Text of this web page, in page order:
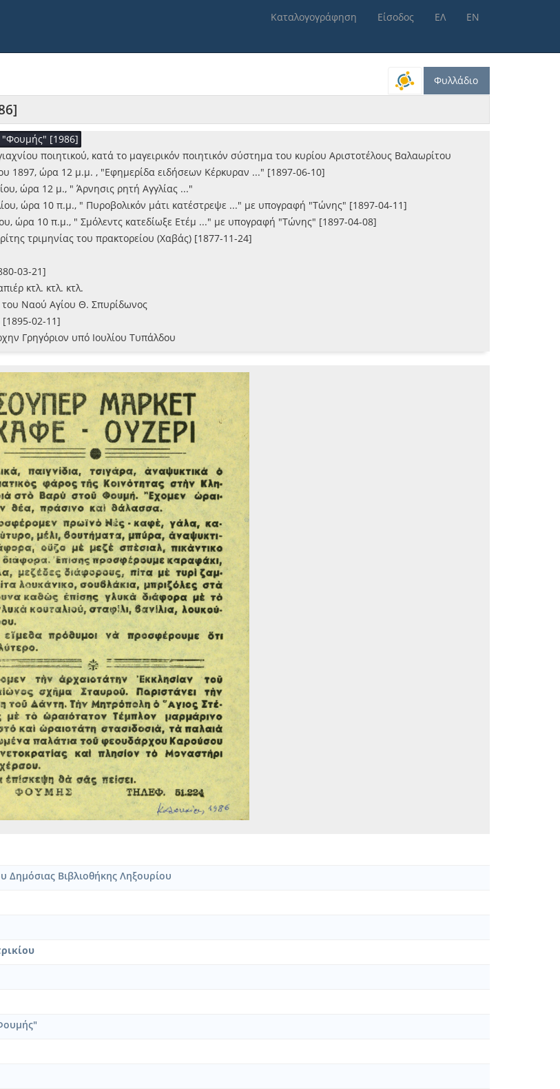
Καταλογογράφηση Είσοδος ΕΛ ΕΝ
Φυλλάδιο
Αλκιβιάδου Σ. Ιωαννίδου Σχολάρχου κατά την ημέραν του υπό των αξιωματικών της Φρουράς τελεσθέντος
τα εμπόδια δια το κόψιμον των δένδρων των ελαιών [1825-05-23]
του κυρίου Κωνσταντίνου Ν. Σάθα μετά της κυρίας Χαρίκλειας Ι. Μάγκου [1881-05-01]
των Ελλήνων και Προς τον Πρόεδρο της Ελληνικής Βουλής [1865-12-24]
Μητροπόλεως [1886-06-18]
"η Αγουστέλα"
Ζάκυνθο εις Αθήνας [1880-03-22]
"Φουμής" [1986]
ποιητικού, κατά το μαγειρικόν ποιητικόν σύστημα του κυρίου Αριστοτέλους Βαλαωρίτου
1897, ώρα 12 μ.μ. , "Εφημερίδα ειδήσεων Κέρκυραν ..." [1897-06-10]
ώρα 12 μ., " Άρνησις ρητή Αγγλίας ..."
ώρα 10 π.μ., " Πυροβολικόν μάτι κατέστρεψε ..." με υπογραφή "Τώνης" [1897-04-11]
ώρα 10 π.μ., " Σμόλεντς κατεδίωξε Ετέμ ..." με υπογραφή "Τώνης" [1897-04-08]
τριμηνίας του πρακτορείου (Χαβάς) [1877-11-24]
03-21]
κτλ. κτλ. κτλ.
του Ναού Αγίου Θ. Σπυρίδωνος
[1895-02-11]
Γρηγόριον υπό Ιουλίου Τυπάλδου
Δημόσιας Βιβλιοθήκης Ληξουρίου